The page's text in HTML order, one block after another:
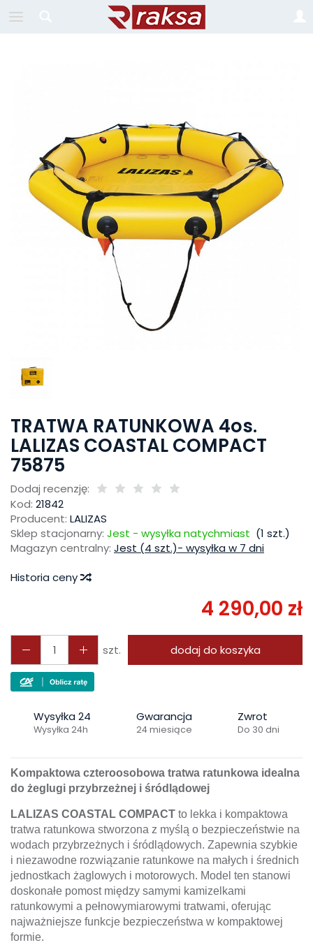
TRATWA RATUNKOWA 4os.
LALIZAS COASTAL COMPACT
75875
Dodaj recenzję:
Kod: 21842
Producent: LALIZAS
Sklep stacjonarny: Jest - wysyłka natychmiast (1 szt.)
Magazyn centralny: Jest (4 szt.)- wysyłka w 7 dni
Historia ceny
4 290,00 zł
szt. dodaj do koszyka
Wysyłka 24
Wysyłka 24h
Gwarancja
24 miesiące
Zwrot
Do 30 dni
Kompaktowa czteroosobowa tratwa ratunkowa idealna
do żeglugi przybrzeżnej i śródlądowej
LALIZAS COASTAL COMPACT to lekka i kompaktowa
tratwa ratunkowa stworzona z myślą o bezpieczeństwie na
wodach przybrzeżnych i śródlądowych. Zapewnia szybkie
i niezawodne rozwiązanie ratunkowe na małych i średnich
jednostkach żaglowych i motorowych. Model ten stanowi
doskonałe pomost między samymi kamizelkami
ratunkowymi a pełnowymiarowymi tratwami, oferując
najważniejsze funkcje bezpieczeństwa w kompaktowej
formie.